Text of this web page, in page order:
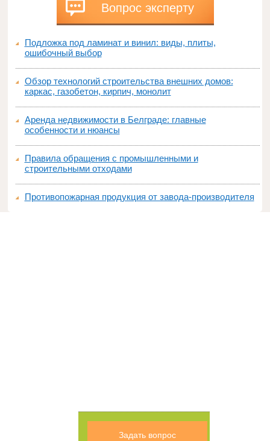
Вопрос эксперту
Подложка под ламинат и винил: виды, плиты,
ошибочный выбор
Обзор технологий строительства внешних домов:
каркас, газобетон, кирпич, монолит
Аренда недвижимости в Белграде: главные
особенности и нюансы
Правила обращения с промышленными и
строительными отходами
Противопожарная продукция от завода-производителя
Задать вопрос